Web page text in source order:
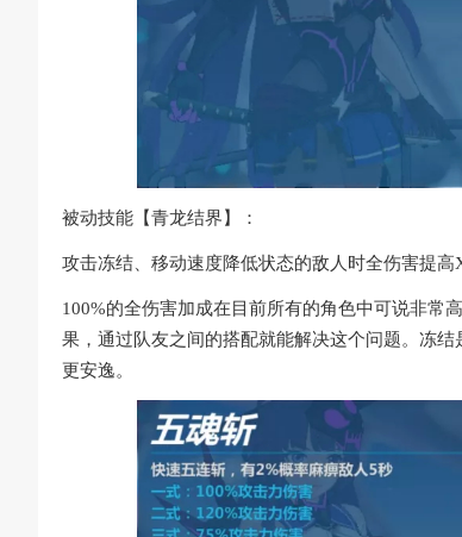
被动技能【青龙结界】：
攻击冻结、移动速度降低状态的敌人时全伤害提高
100%的全伤害加成在目前所有的角色中可说非常
果，通过队友之间的搭配就能解决这个问题。冻
更安逸。